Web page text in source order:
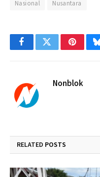
Nasional
Nusantara
FacebookTwitter
Nonblok
RELATED POSTS